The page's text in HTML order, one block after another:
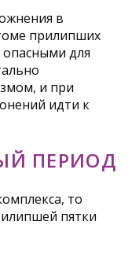
в
прилипших
для
и при
идти к
ПЕРИОД
то
пятки